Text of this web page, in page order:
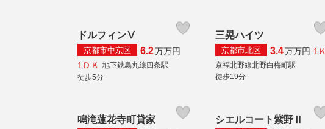
ドルフィンⅤ
京都市中京区 6.2万万円
1ＤＫ
地下鉄烏丸線四条駅
徒歩5分
三晃ハイツ
京都市北区 3.4万万円 1Ｋ
京福北野線北野白梅町駅
徒歩19分
鳴滝蓮花寺町貸家 シエルコート紫野Ⅱ